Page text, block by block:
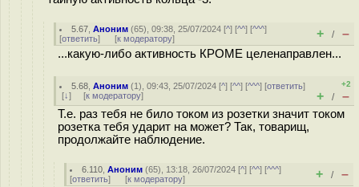
5.67 ,Аноним (65), 09:38, 25/07/2024 [^] [^^] [^^^]
[ответить] [к модератору] + / –
...какую-либо активность КРОМЕ целенаправлен...
5.68 ,Аноним (1), 09:43, 25/07/2024 [^] [^^] [^^^] [ответить]
[↓] [к модератору]
+2
+ / –
Т.е. раз тебя не било током из розетки значит током
розетка тебя ударит на может? Так, товарищ,
продолжайте наблюдение.
6.110 ,Аноним (65), 13:18, 26/07/2024 [^] [^^] [^^^]
[ответить] [к модератору] + / –